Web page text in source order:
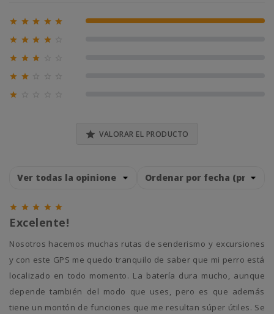
     100% (1)
   
  
 

 VALORAR EL PRODUCTO
    
Excelente!
Nosotros hacemos muchas rutas de senderismo y excursiones
y con este GPS me quedo tranquilo de saber que mi perro está
localizado en todo momento. La batería dura mucho, aunque
depende también del modo que uses, pero es que además
tiene un montón de funciones que me resultan súper útiles. Se